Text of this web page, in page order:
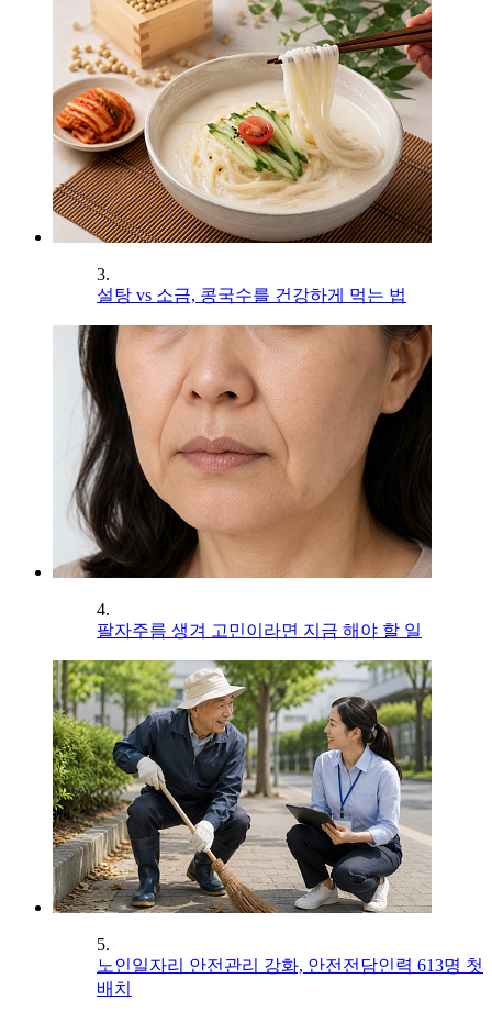
3.
설탕 vs 소금, 콩국수를 건강하게 먹는 법
4.
팔자주름 생겨 고민이라면 지금 해야 할 일
5.
노인일자리 안전관리 강화, 안전전담인력 613명 첫
배치